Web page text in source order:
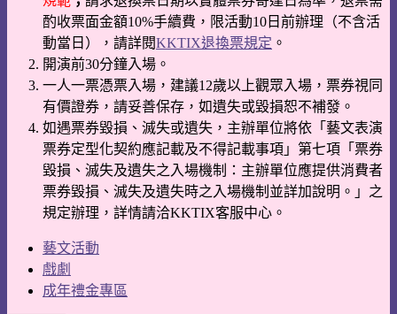
酌收票面金額10%手續費，限活動10日前辦理（不含活
動當日），請詳閱KKTIX退換票規定 。
開演前30分鐘入場。
一人一票憑票入場，建議12歲以上觀眾入場，票券視同
有價證券，請妥善保存，如遺失或毀損恕不補發。
如遇票券毀損、滅失或遺失，主辦單位將依「藝文表演
票券定型化契約應記載及不得記載事項」第七項「票券
毀損、滅失及遺失之入場機制：主辦單位應提供消費者
票券毀損、滅失及遺失時之入場機制並詳加說明。」之
規定辦理，詳情請洽KKTIX客服中心。
藝文活動
戲劇
成年禮金專區